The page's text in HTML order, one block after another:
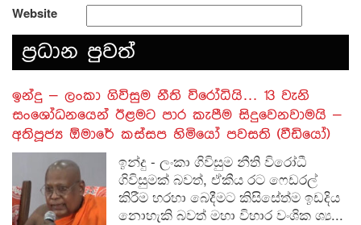
Website
ප‍්‍රධාන පුවත්
​ඉන්දු – ලංකා ගිවිසුම නීති විරෝධියි… 13 වැනි
සංශෝධනයෙන් ඊළමට පාර කැපීම සිදුවෙනවාමයි –
අතිපූජ්‍ය ඕමාරේ කස්සප හිමියෝ පවසති (වීඩියෝ)
ඉන්දු - ලංකා ගිවිසුම නීති විරෝධී
ගිවිසුමක් බවත්, ඒකීය රට ෆෙඩරල්
කිරීම හරහා බෙදීමට කිසිසේත්ම ඉඩදිය
නොහැකි බවත් මහා විහාර වංශික ශ්‍ය...